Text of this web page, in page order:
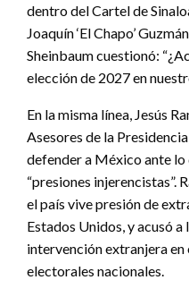
dentro del Cartel de
Joaquín ‘El Chapo’
Sheinbaum cuestionó:
elección de 2027 en
En la misma línea, Jesús
Asesores de la
defender a México ante
“presiones injerencistas”.
el país vive presión de
Estados Unidos, y acusó
intervención extranjera
electorales nacionales.